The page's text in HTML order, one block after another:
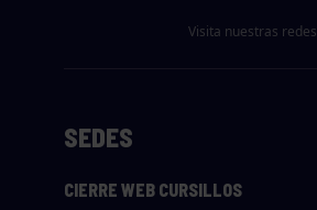
Visita nuestras redes
SEDES
CIERRE WEB CURSILLOS